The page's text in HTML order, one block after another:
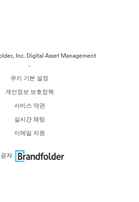
Inc. Digital Asset Management
·
쿠키 기본 설정
개인정보 보호정책
서비스 약관
실시간 채팅
이메일 지원
자